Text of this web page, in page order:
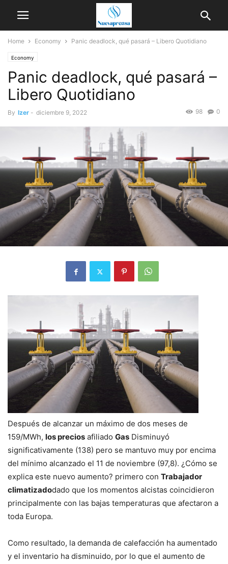
Home Economy Panic deadlock, qué pasará – Libero Quotidiano
Economy
Panic deadlock, qué pasará –
Libero Quotidiano
By Izer - diciembre 9, 2022 0
98
Después de alcanzar un máximo de dos meses de
159/MWh, los precios afiliado Gas Disminuyó
significativamente (138) pero se mantuvo muy por encima
del mínimo alcanzado el 11 de noviembre (97,8). ¿Cómo se
explica este nuevo aumento? primero con Trabajador
climatizadodado que los momentos alcistas coincidieron
principalmente con las bajas temperaturas que afectaron a
toda Europa.
Como resultado, la demanda de calefacción ha aumentado
y el inventario ha disminuido, por lo que el aumento de